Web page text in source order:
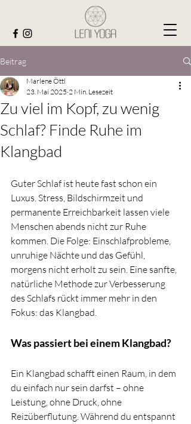
Beitrag
Zu viel im Kopf, zu wenig
Schlaf? Finde Ruhe im
Klangbad
Marlene Öttl
23. Mai 2025 2 Min. Lesezeit
Guter Schlaf ist heute fast schon ein
Luxus. Stress, Bildschirmzeit und
permanente Erreichbarkeit lassen viele
Menschen abends nicht zur Ruhe
kommen. Die Folge: Einschlafprobleme,
unruhige Nächte und das Gefühl,
morgens nicht erholt zu sein. Eine sanfte,
natürliche Methode zur Verbesserung
des Schlafs rückt immer mehr in den
Fokus: das Klangbad.
Was passiert bei einem Klangbad?
Ein Klangbad schafft einen Raum, in dem
du einfach nur sein darfst – ohne
Leistung, ohne Druck, ohne
Reizüberflutung. Während du entspannt